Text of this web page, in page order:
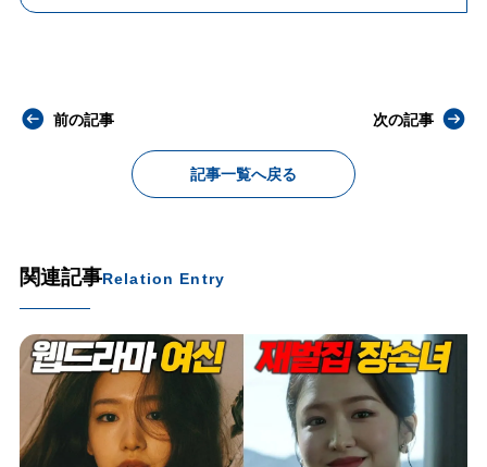
前の記事
記事一覧へ戻る
次の記事
関連記事Relation Entry